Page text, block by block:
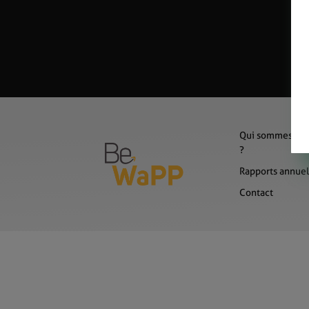
Qui sommes-
?
Rapports
Contact